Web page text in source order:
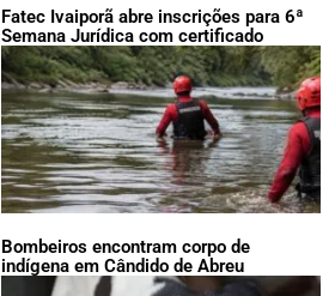
Fatec Ivaiporã abre inscrições para 6ª
Semana Jurídica com certificado
Bombeiros encontram corpo de
indígena em Cândido de Abreu